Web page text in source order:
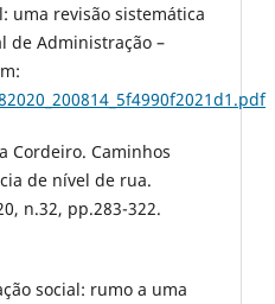
uma revisão sistemática
de Administração –
Cordeiro. Caminhos
de nível de rua.
n.32, pp.283-322.
social: rumo a uma